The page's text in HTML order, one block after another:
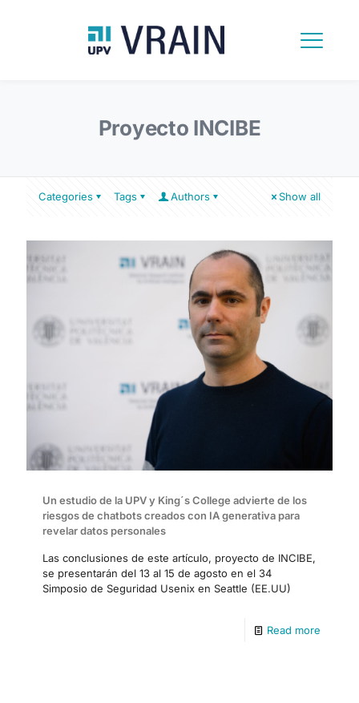
Proyecto INCIBE
Categories Tags Authors Show all
Un estudio de la UPV y King´s College advierte de los
riesgos de chatbots creados con IA generativa para
revelar datos personales
Las conclusiones de este artículo, proyecto de INCIBE,
se presentarán del 13 al 15 de agosto en el 34
Simposio de Seguridad Usenix en Seattle (EE.UU)
Read more